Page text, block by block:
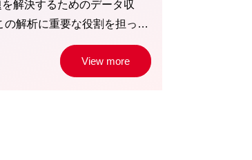
解決するためのデータ収
の解析に重要な役割を担っ…
View more